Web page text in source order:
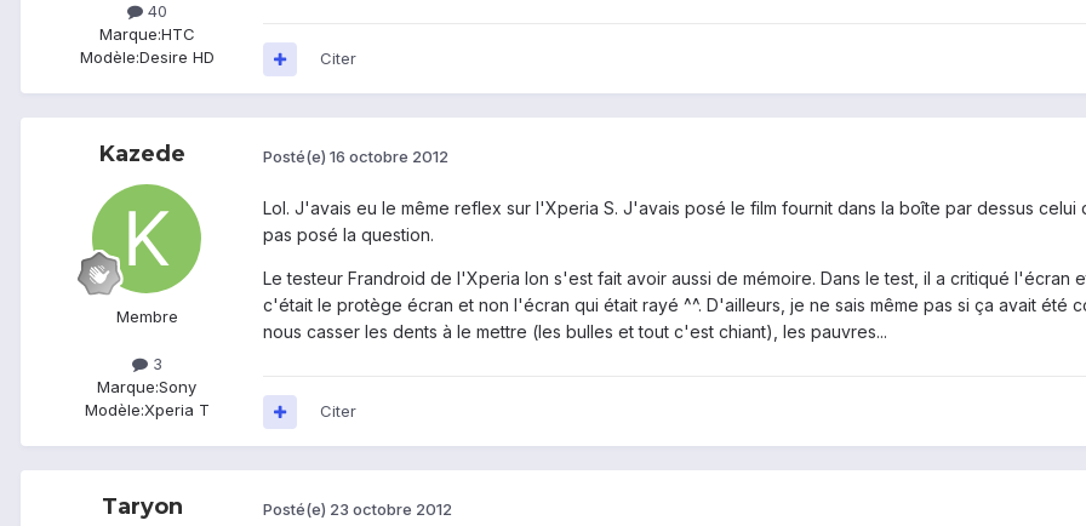
40
Marque:HTC
Modèle:Desire HD Citer
Kazede
Membre
3
Marque:Sony
Modèle:Xperia T
Posté(e) 16 octobre 2012
Lol. J'avais eu le même reflex sur l'Xperia S. J'avais posé le film fournit dans la boîte par dessus
pas posé la question.
Le testeur Frandroid de l'Xperia Ion s'est fait avoir aussi de mémoire. Dans le test, il a critiqué
c'était le protège écran et non l'écran qui était rayé ^^. D'ailleurs, je ne sais même pas si ça avait été
nous casser les dents à le mettre (les bulles et tout c'est chiant), les pauvres...
Citer
Taryon Posté(e) 23 octobre 2012